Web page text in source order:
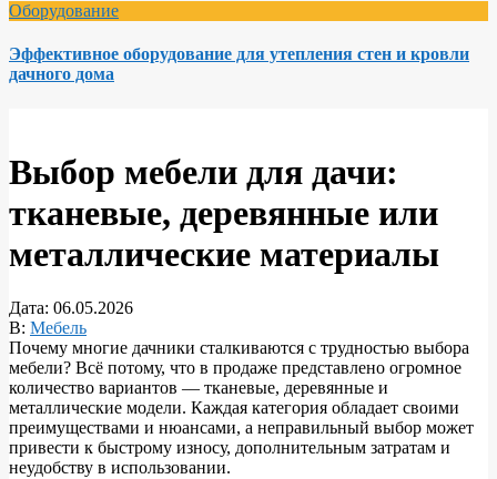
Оборудование
Эффективное оборудование для утепления стен и кровли
дачного дома
Выбор мебели для дачи:
тканевые, деревянные или
металлические материалы
Дата: 06.05.2026
В: Мебель
Почему многие дачники сталкиваются с трудностью выбора
мебели? Всё потому, что в продаже представлено огромное
количество вариантов — тканевые, деревянные и
металлические модели. Каждая категория обладает своими
преимуществами и нюансами, а неправильный выбор может
привести к быстрому износу, дополнительным затратам и
неудобству в использовании.